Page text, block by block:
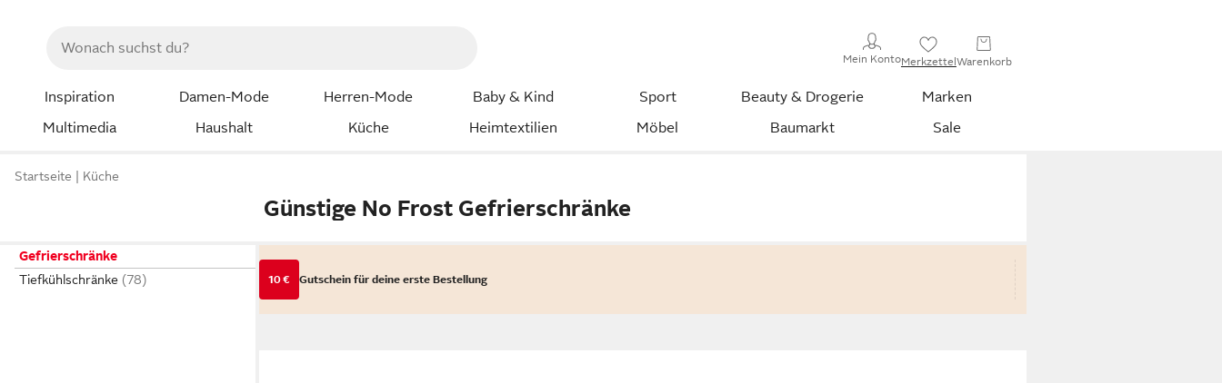
Mein KontoMerkzettelWarenkorb
Inspiration Damen-Mode Herren-Mode Baby & Kind Sport Beauty & Drogerie
Marken
Multimedia
Haushalt Küche Heimtextilien Möbel Baumarkt Sale
Startseite Küche
Günstige No Frost Gefrierschränke
Gefrierschränke
Tiefkühlschränke
10 € Gutschein für deine erste Bestellung